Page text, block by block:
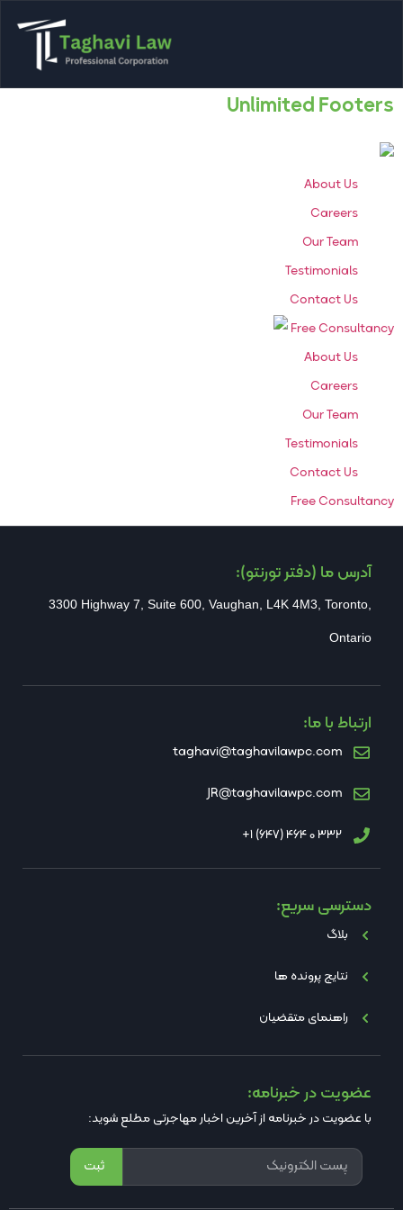
Unlimited Footers
About Us
Careers
Our Team
Testimonials
Contact Us
Free Consultancy
About Us
Careers
Our Team
Testimonials
Contact Us
Free Consultancy
آدرس ما (دفتر تورنتو):
3300 Highway 7, Suite 600, Vaughan, L4K 4M3, Toronto,
Ontario
ارتباط با ما:
taghavi@taghavilawpc.com
JR@taghavilawpc.com
332 0 464 (647) 1+
دسترسی سریع:
بلاگ
نتایج پرونده ها
راهنمای متقضیان
عضویت در خبرنامه:
با عضویت در خبرنامه از آخرین اخبار مهاجرتی مطلع شوید:
ثبت